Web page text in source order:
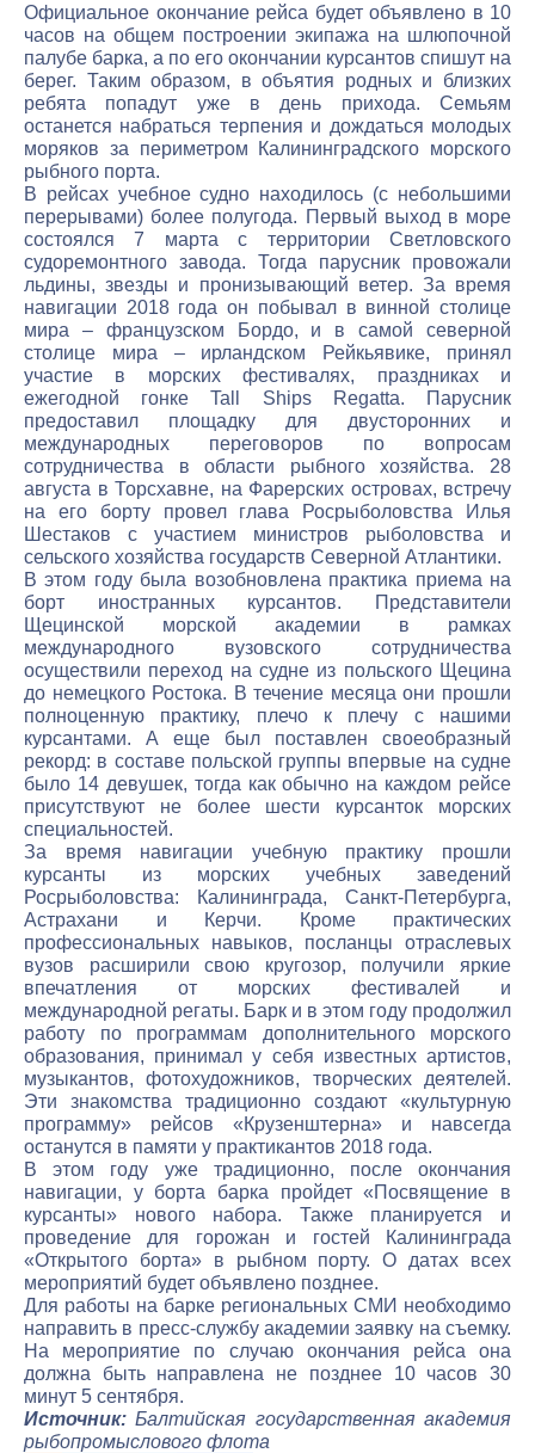
Официальное окончание рейса будет объявлено в 10
часов на общем построении экипажа на шлюпочной
палубе барка, а по его окончании курсантов спишут на
берег. Таким образом, в объятия родных и близких
ребята попадут уже в день прихода. Семьям
останется набраться терпения и дождаться молодых
моряков за периметром Калининградского морского
рыбного порта.
В рейсах учебное судно находилось (с небольшими
перерывами) более полугода. Первый выход в море
состоялся 7 марта с территории Светловского
судоремонтного завода. Тогда парусник провожали
льдины, звезды и пронизывающий ветер. За время
навигации 2018 года он побывал в винной столице
мира – французском Бордо, и в самой северной
столице мира – ирландском Рейкьявике, принял
участие в морских фестивалях, праздниках и
ежегодной гонке Tall Ships Regatta. Парусник
предоставил площадку для двусторонних и
международных переговоров по вопросам
сотрудничества в области рыбного хозяйства. 28
августа в Торсхавне, на Фарерских островах, встречу
на его борту провел глава Росрыболовства Илья
Шестаков с участием министров рыболовства и
сельского хозяйства государств Северной Атлантики.
В этом году была возобновлена практика приема на
борт иностранных курсантов. Представители
Щецинской морской академии в рамках
международного вузовского сотрудничества
осуществили переход на судне из польского Щецина
до немецкого Ростока. В течение месяца они прошли
полноценную практику, плечо к плечу с нашими
курсантами. А еще был поставлен своеобразный
рекорд: в составе польской группы впервые на судне
было 14 девушек, тогда как обычно на каждом рейсе
присутствуют не более шести курсанток морских
специальностей.
За время навигации учебную практику прошли
курсанты из морских учебных заведений
Росрыболовства: Калининграда, Санкт-Петербурга,
Астрахани и Керчи. Кроме практических
профессиональных навыков, посланцы отраслевых
вузов расширили свою кругозор, получили яркие
впечатления от морских фестивалей и
международной регаты. Барк и в этом году продолжил
работу по программам дополнительного морского
образования, принимал у себя известных артистов,
музыкантов, фотохудожников, творческих деятелей.
Эти знакомства традиционно создают «культурную
программу» рейсов «Крузенштерна» и навсегда
останутся в памяти у практикантов 2018 года.
В этом году уже традиционно, после окончания
навигации, у борта барка пройдет «Посвящение в
курсанты» нового набора. Также планируется и
проведение для горожан и гостей Калининграда
«Открытого борта» в рыбном порту. О датах всех
мероприятий будет объявлено позднее.
Для работы на барке региональных СМИ необходимо
направить в пресс-службу академии заявку на съемку.
На мероприятие по случаю окончания рейса она
должна быть направлена не позднее 10 часов 30
минут 5 сентября.
Источник: Балтийская государственная академия
рыбопромыслового флота